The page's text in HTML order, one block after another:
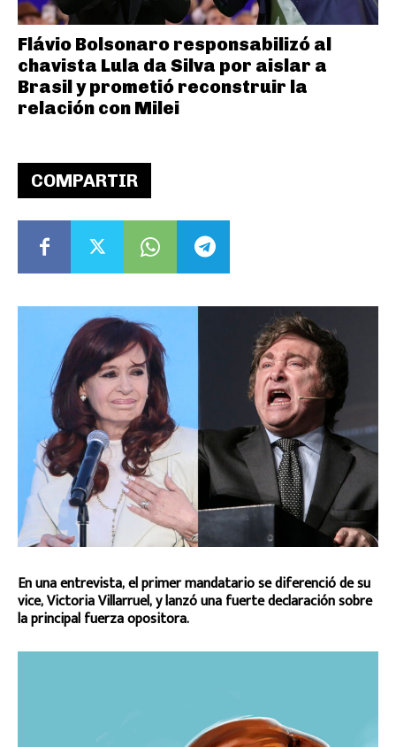
COMPARTIR
En una entrevista, el primer mandatario se diferenció de su
vice, Victoria Villarruel, y lanzó una fuerte declaración sobre
la principal fuerza opositora.
Flávio Bolsonaro responsabilizó al
chavista Lula da Silva por aislar a
Brasil y prometió reconstruir la
relación con Milei